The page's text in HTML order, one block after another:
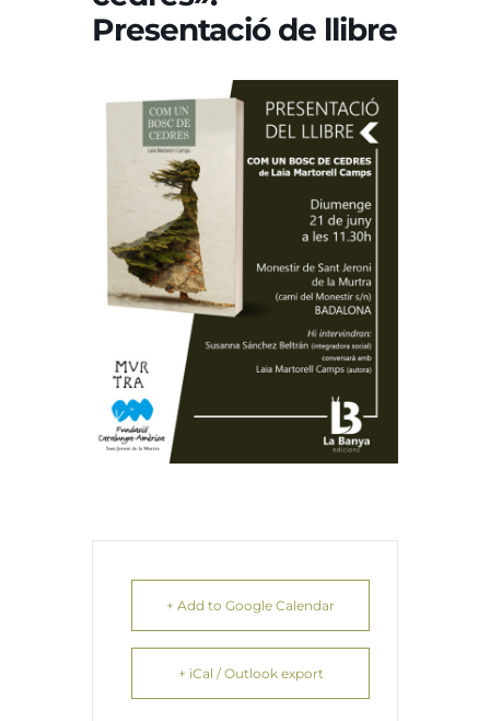
Presentació de llibre
+ Add to Google Calendar
+ iCal / Outlook export